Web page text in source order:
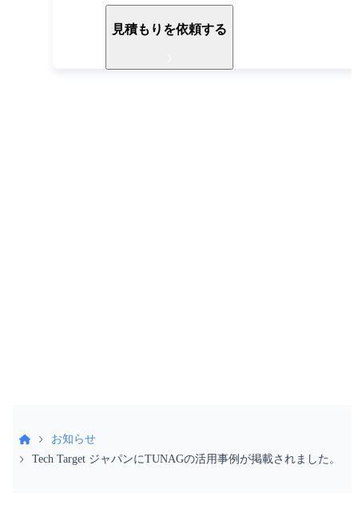
見積もりを依頼する
お知らせ
Tech Target ジャパンにTUNAGの活用事例が掲載されました。